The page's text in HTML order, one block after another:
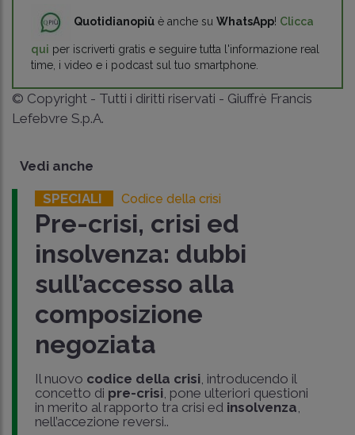
Quotidianopiù è anche su WhatsApp! Clicca
qui per iscriverti gratis e seguire tutta l'informazione real
time, i video e i podcast sul tuo smartphone.
© Copyright - Tutti i diritti riservati - Giuffrè Francis
Lefebvre S.p.A.
Vedi anche
SPECIALI Codice della crisi
Pre-crisi, crisi ed
insolvenza: dubbi
sull’accesso alla
composizione
negoziata
Il nuovo codice della crisi, introducendo il
concetto di pre-crisi, pone ulteriori questioni
in merito al rapporto tra crisi ed insolvenza
nell’accezione reversi..